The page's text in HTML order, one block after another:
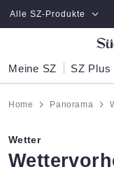
Zum Hauptinhalt springen
Alle SZ-Produkte
Meine SZ SZ Plus
Home Panorama
Wetter
: